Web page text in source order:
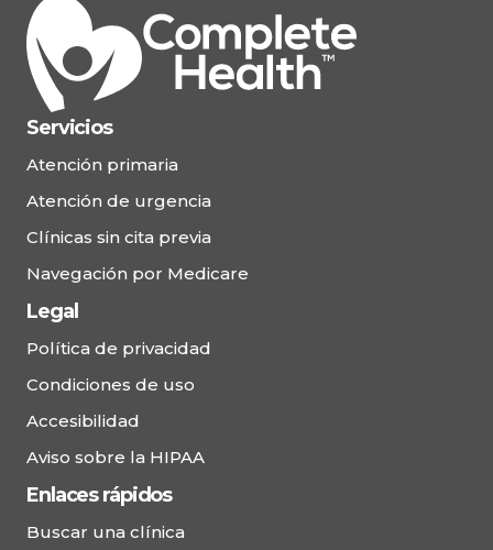
Servicios
Atención primaria
Atención de urgencia
Clínicas sin cita previa
Navegación por Medicare
Legal
Política de privacidad
Condiciones de uso
Accesibilidad
Aviso sobre la HIPAA
Enlaces rápidos
Buscar una clínica